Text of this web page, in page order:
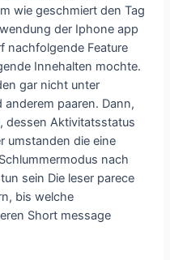
wie geschmiert den Tag
der Iphone app
nachfolgende Feature
Innehalten mochte.
gar nicht unter
paaren. Dann,
dessen Aktivitatsstatus
umstanden die eine
nach
sein Die leser parece
bis welche
Short message